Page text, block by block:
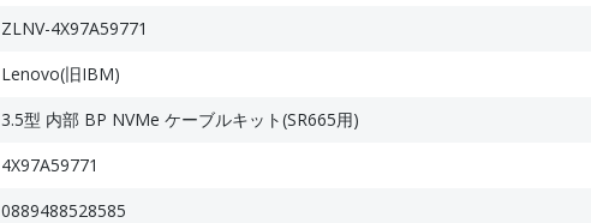
ZLNV-4X97A59771
Lenovo(旧IBM)
3.5型 内部 BP NVMe ケーブルキット(SR665用)
4X97A59771
0889488528585